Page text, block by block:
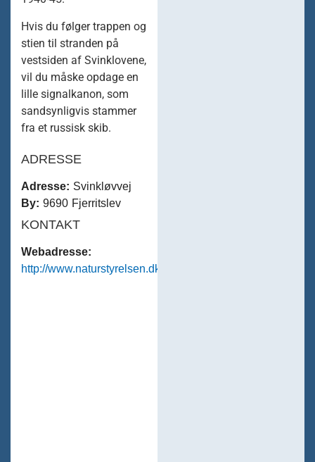
Hvis du følger trappen og
stien til stranden på
vestsiden af Svinklovene,
vil du måske opdage en
lille signalkanon, som
sandsynligvis stammer
fra et russisk skib.
ADRESSE
Adresse: Svinkløvvej
By:9690 Fjerritslev
KONTAKT
Webadresse:
http://www.naturstyrelsen.dk/lokalt/thy